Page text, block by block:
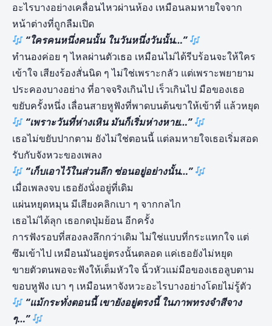
อะไรบางอย่างเคลื่อนไหวผ่านห้อง เหมือนลมหายใจจาก
หน้าต่างที่ถูกลืมเปิด
“ใครคนหนึ่งคนนั้น ในวันหนึ่งวันนั้น…”
ทำนองค่อย ๆ ไหลผ่านตัวเธอ เหมือนไม่ได้รีบร้อนจะให้ใคร
เข้าใจ เสียงร้องสั่นนิด ๆ ไม่ใช่เพราะกลัว แต่เพราะพยายาม
ประคองบางอย่าง ที่อาจจริงเกินไป เร็วเกินไป มือของเธอ
ขยับครั้งหนึ่ง เลื่อนสายหูฟังที่พาดบนต้นขาให้เข้าที่ แล้วหยุด
“เพราะวันที่ห่างเหิน มันก็เริ่มห่างหาย…”
เธอไม่ขยับปากตาม ยังไม่ใช่ตอนนี้ แต่ลมหายใจเธอเริ่มสอด
รับกับจังหวะของเพลง
“เก็บเอาไว้ในส่วนลึก ซ่อนอยู่อย่างนั้น…”
เมื่อเพลงจบ เธอยังนั่งอยู่ที่เดิม
แผ่นหยุดหมุน มีเสียงคลิกเบา ๆ จากกลไก
เธอไม่ได้ลุก เธอกดปุ่มย้อน อีกครั้ง
การฟังรอบที่สองลงลึกกว่าเดิม ไม่ใช่แบบที่กระแทกใจ แต่
ซึมเข้าไป เหมือนมันอยู่ตรงนั้นตลอด แค่เธอยังไม่หยุด
ขายตัวตนพอจะฟังให้เต็มหัวใจ นิ้วหัวแม่มือของเธอลูบตาม
ขอบหูฟัง เบา ๆ เหมือนหาจังหวะอะไรบางอย่างโดยไม่รู้ตัว
“แม้กระทั่งตอนนี้ เขายังอยู่ตรงนี้ ในภาพทรงจำสีจาง
ๆ…”